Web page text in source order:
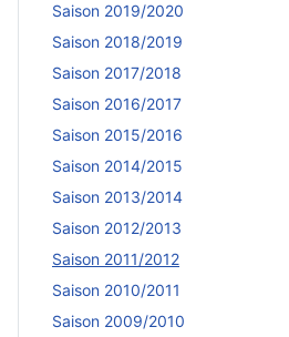
Saison 2019/2020
Saison 2018/2019
Saison 2017/2018
Saison 2016/2017
Saison 2015/2016
Saison 2014/2015
Saison 2013/2014
Saison 2012/2013
Saison 2011/2012
Saison 2010/2011
Saison 2009/2010